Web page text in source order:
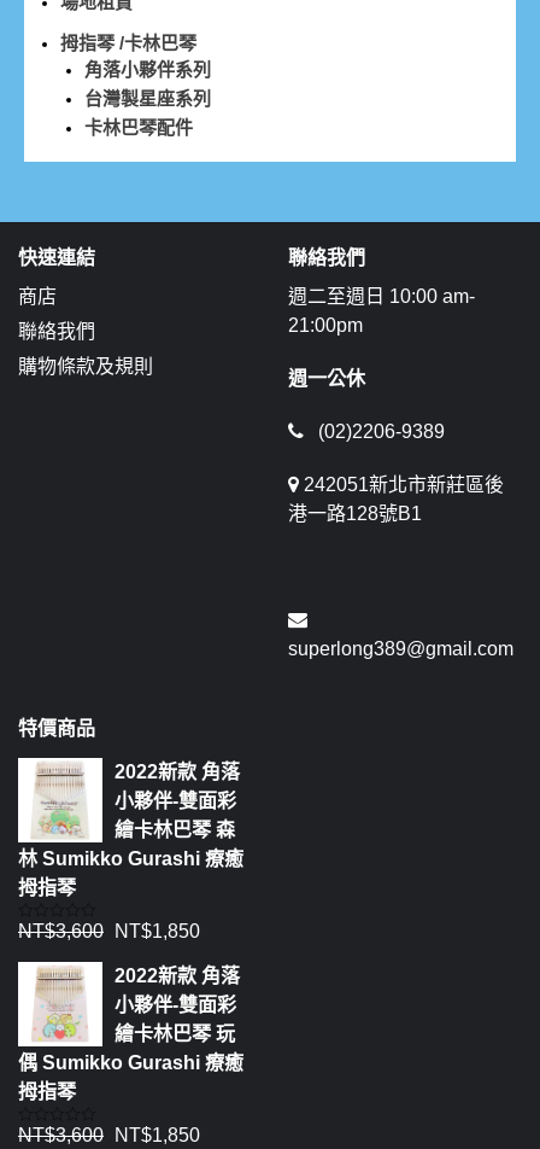
拇指琴 /卡林巴琴
角落小夥伴系列
台灣製星座系列
卡林巴琴配件
快速連結
商店
聯絡我們
購物條款及規則
聯絡我們
週二至週日 10:00 am-
21:00pm
週一公休
(02)2206-9389
242051新北市新莊區後
港一路128號B1
superlong389@gmail.com
特價商品
2022新款 角落
小夥伴-雙面彩
繪卡林巴琴 森
林 Sumikko Gurashi 療癒
拇指琴
評
0
NT$3,600 NT$1,850
2022新款 角落
小夥伴-雙面彩
繪卡林巴琴 玩
偶 Sumikko Gurashi 療癒
拇指琴
評
NT$3,600 NT$1,850